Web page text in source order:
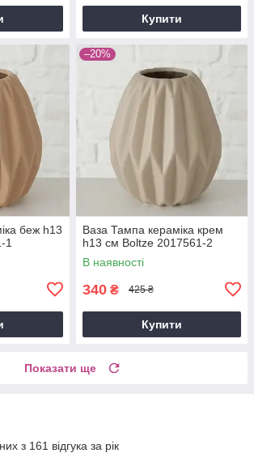
Купити
беж h13
1
–20%
Ваза Тампа кераміка крем
h13 см Boltze 2017561-2
В наявності
340 ₴ 425 ₴
Купити
Показати ще
з 161 відгука за рік